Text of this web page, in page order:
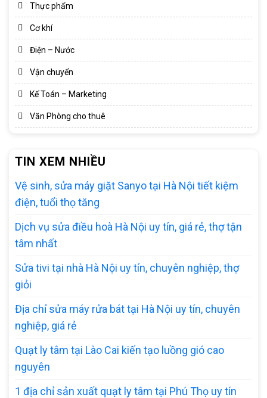
Thực phẩm
Cơ khí
Điện – Nước
Vận chuyển
Kế Toán – Marketing
Văn Phòng cho thuê
TIN XEM NHIỀU
Vệ sinh, sửa máy giặt Sanyo tại Hà Nội tiết kiệm
điện, tuổi thọ tăng
Dịch vụ sửa điều hoà Hà Nội uy tín, giá rẻ, thợ tận
tâm nhất
Sửa tivi tại nhà Hà Nội uy tín, chuyên nghiệp, thợ
giỏi
Địa chỉ sửa máy rửa bát tại Hà Nội uy tín, chuyên
nghiệp, giá rẻ
Quạt ly tâm tại Lào Cai kiến tạo luồng gió cao
nguyên
1 địa chỉ sản xuất quạt ly tâm tại Phú Thọ uy tín